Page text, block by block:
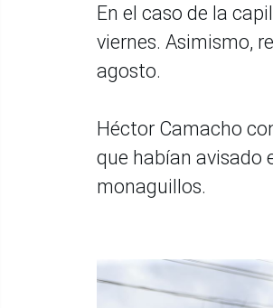
En el caso de la
viernes. Asimismo,
agosto.
Héctor Camacho
que habían avisado
monaguillos.